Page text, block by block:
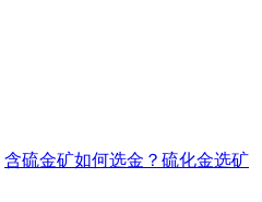
含硫金矿如何选金？硫化金选矿